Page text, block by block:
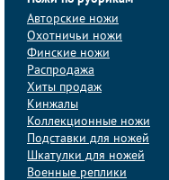
Авторские ножи
Охотничьи ножи
Финские ножи
Распродажа
Хиты продаж
Кинжалы
Коллекционные ножи
Подставки для ножей
Шкатулки для ножей
Военные реплики